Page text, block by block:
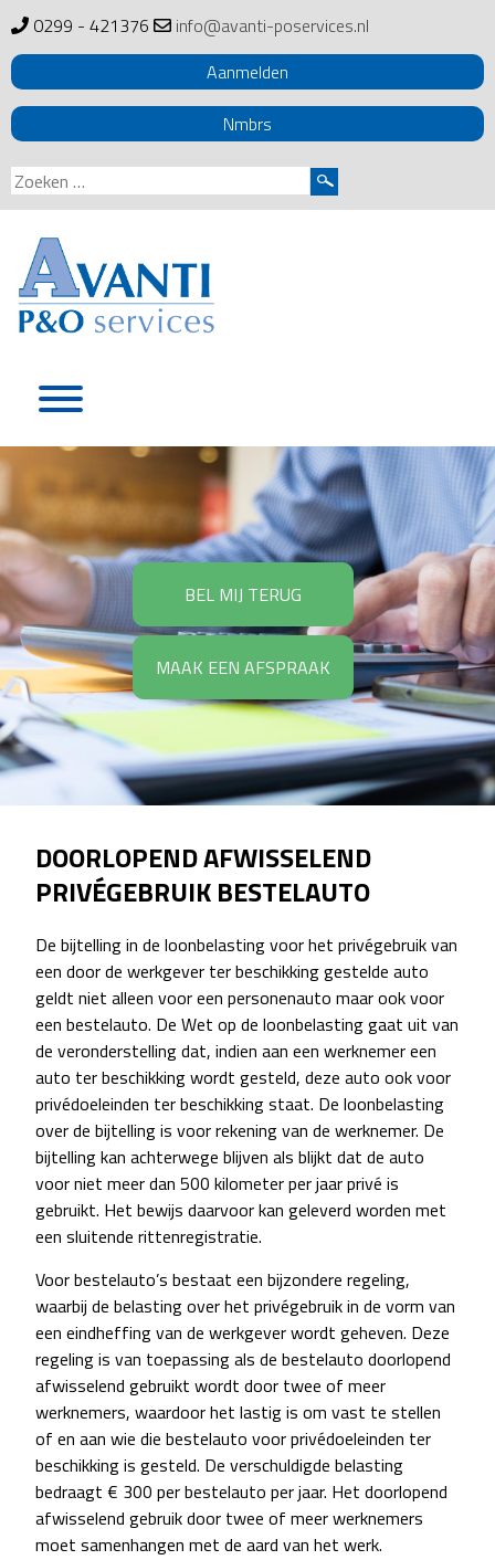
0299 - 421376
info@avanti-poservices.nl
Aanmelden
Nmbrs
Zoeken
naar:
BEL MIJ TERUG
MAAK EEN AFSPRAAK
DOORLOPEND AFWISSELEND
PRIVÉGEBRUIK BESTELAUTO
De bijtelling in de loonbelasting voor het privégebruik van
een door de werkgever ter beschikking gestelde auto
geldt niet alleen voor een personenauto maar ook voor
een bestelauto. De Wet op de loonbelasting gaat uit van
de veronderstelling dat, indien aan een werknemer een
auto ter beschikking wordt gesteld, deze auto ook voor
privédoeleinden ter beschikking staat. De loonbelasting
over de bijtelling is voor rekening van de werknemer. De
bijtelling kan achterwege blijven als blijkt dat de auto
voor niet meer dan 500 kilometer per jaar privé is
gebruikt. Het bewijs daarvoor kan geleverd worden met
een sluitende rittenregistratie.
Voor bestelauto’s bestaat een bijzondere regeling,
waarbij de belasting over het privégebruik in de vorm van
een eindheffing van de werkgever wordt geheven. Deze
regeling is van toepassing als de bestelauto doorlopend
afwisselend gebruikt wordt door twee of meer
werknemers, waardoor het lastig is om vast te stellen
of en aan wie die bestelauto voor privédoeleinden ter
beschikking is gesteld. De verschuldigde belasting
bedraagt € 300 per bestelauto per jaar. Het doorlopend
afwisselend gebruik door twee of meer werknemers
moet samenhangen met de aard van het werk.